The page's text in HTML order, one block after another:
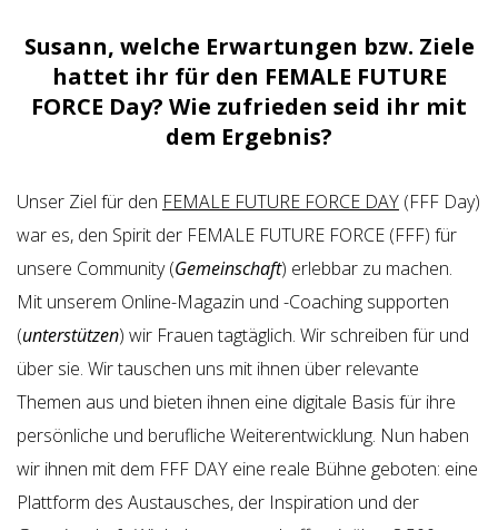
Susann, welche Erwartungen bzw. Ziele
hattet ihr für den FEMALE FUTURE
FORCE Day? Wie zufrieden seid ihr mit
dem Ergebnis?
Unser Ziel für den FEMALE FUTURE FORCE DAY (FFF Day)
war es, den Spirit der FEMALE FUTURE FORCE (FFF) für
unsere Community (Gemeinschaft) erlebbar zu machen.
Mit unserem Online-Magazin und -Coaching supporten
(unterstützen) wir Frauen tagtäglich. Wir schreiben für und
über sie. Wir tauschen uns mit ihnen über relevante
Themen aus und bieten ihnen eine digitale Basis für ihre
persönliche und berufliche Weiterentwicklung. Nun haben
wir ihnen mit dem FFF DAY eine reale Bühne geboten: eine
Plattform des Austausches, der Inspiration und der